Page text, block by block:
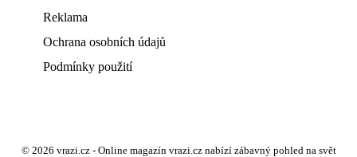
Reklama
Ochrana osobních údajů
Podmínky použití
© 2026 vrazi.cz - Online magazín vrazi.cz nabízí zábavný pohled na svět